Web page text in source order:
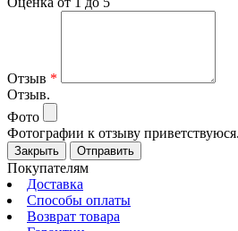
Отзыв *
Отзыв.
Фото
Фотографии к отзыву приветствуюся.
Закрыть Отправить
Покупателям
Доставка
Способы оплаты
Возврат товара